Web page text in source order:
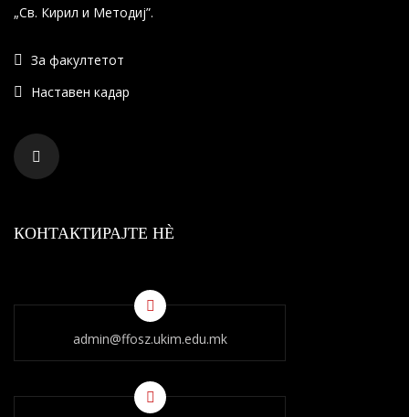
„Св. Кирил и Методиј”.
За факултетот
Наставен кадар
КОНТАКТИРАЈТЕ НÈ
admin@ffosz.ukim.edu.mk